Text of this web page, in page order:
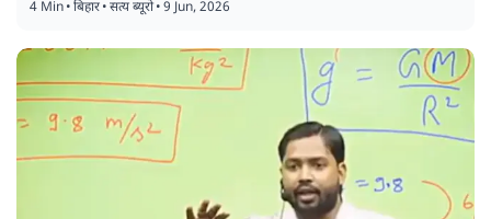
4 Min•बिहार•सत्य ब्यूरो•9 Jun, 2026